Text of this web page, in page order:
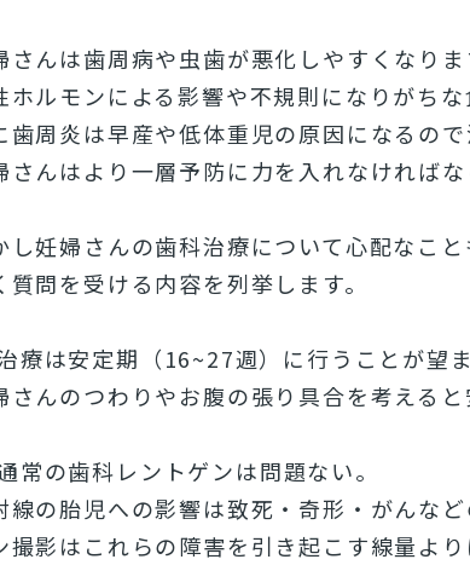
さんは歯周病や虫歯が悪化しやすくなり
ホルモンによる影響や不規則になりがちな
歯周炎は早産や低体重児の原因になるので
さんはより一層予防に力を入れなければな
し妊婦さんの歯科治療について心配なこと
質問を受ける内容を列挙します。
療は安定期（16~27週）に行うことが望ま
さんのつわりやお腹の張り具合を考えると
常の歯科レントゲンは問題ない。
線の胎児への影響は致死・奇形・がんな
撮影はこれらの障害を引き起こす線量よ